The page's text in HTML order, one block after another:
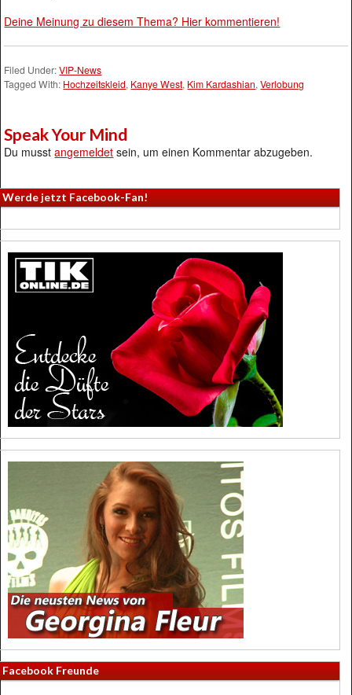
Deine Meinung zu diesem Thema? Hier kommentieren!
Filed Under:VIP-News
Tagged With: Hochzeitskleid, Kanye West, Kim Kardashian,Verlobung
Speak Your Mind
Du musstangemeldet sein, um einen Kommentar abzugeben.
Werde jetzt Facebook-Fan!
Facebook Freunde